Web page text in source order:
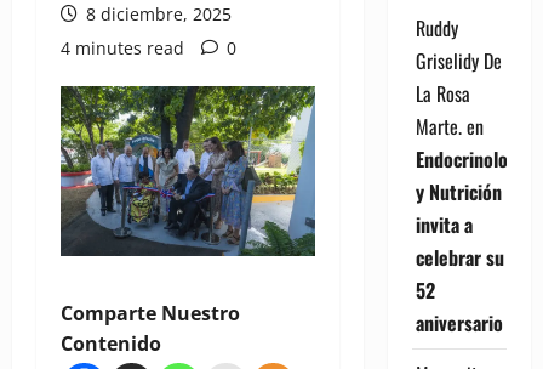
8 diciembre, 2025
4 minutes read
0
Comparte Nuestro
Contenido
Ruddy
Griselidy De
La Rosa
Marte.en
Endocrinología
y Nutrición
invita a
celebrar su
52
aniversario